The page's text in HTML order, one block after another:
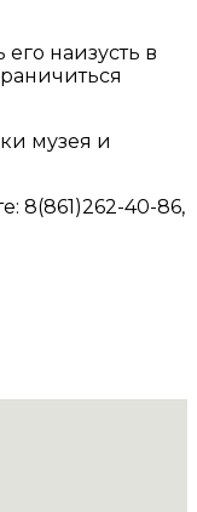
наизусть в
музея и
8(861)262-40-86,